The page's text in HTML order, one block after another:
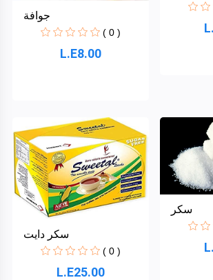
جوافة
( 0 )
L.E8.00
سكر دايت
( 0 )
L.E25.00
سكر